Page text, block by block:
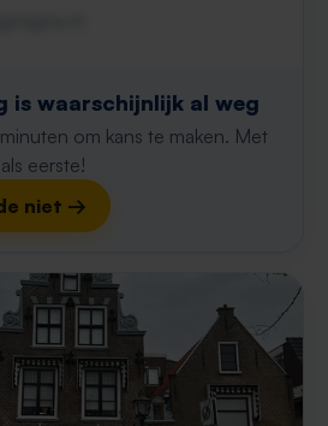
is waarschijnlijk al weg
om kans te maken. Met
eerste!
niet →